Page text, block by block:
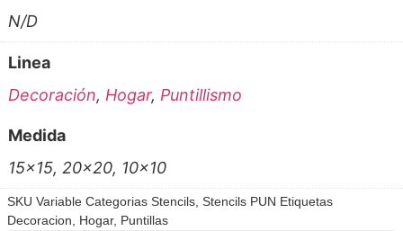
N/D
Linea
Decoración, Hogar, Puntillismo
Medida
15×15, 20×20, 10×10
SKU Variable Categorias Stencils, Stencils PUN Etiquetas
Decoracion, Hogar, Puntillas